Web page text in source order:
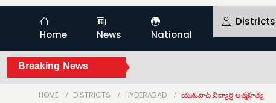
Home News National
Districts
Breaking News
HOME DISTRICTS HYDERABAD యుఓహెచ్ విద్యార్థి ఆత్మహత్య